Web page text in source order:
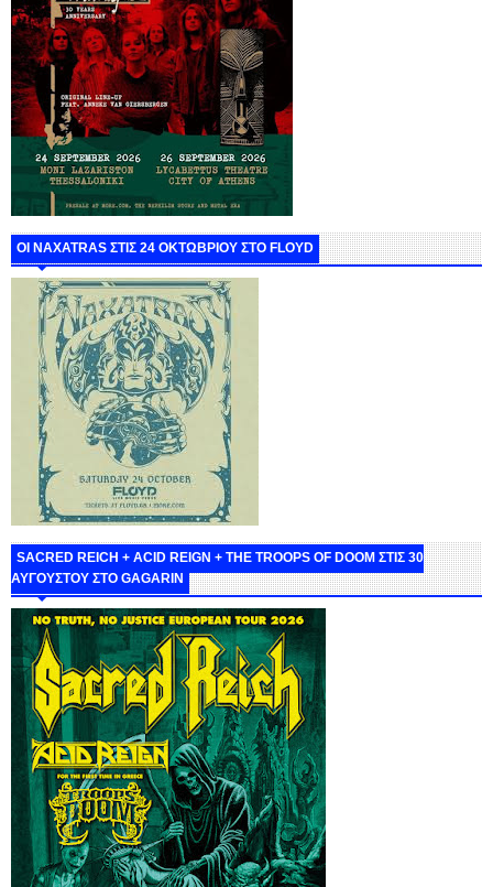
ΟΙ NAXATRAS ΣΤΙΣ 24 ΟΚΤΩΒΡΙΟΥ ΣΤΟ FLOYD
SACRED REICH + ACID REIGN + THE TROOPS OF DOOM ΣΤΙΣ 30
ΑΥΓΟΥΣΤΟΥ ΣΤΟ GAGARIN